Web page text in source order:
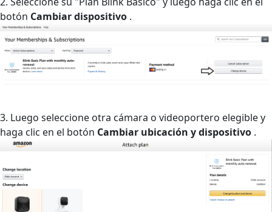
botón Cambiar dispositivo .
3. Luego seleccione otra cámara o videoportero elegible y
haga clic en el botón Cambiar ubicación y dispositivo .